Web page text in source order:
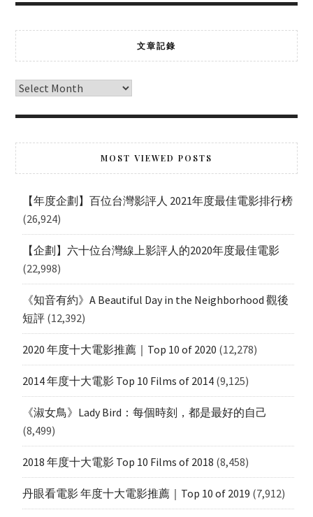
文章記錄
MOST VIEWED POSTS
【年度企劃】百位台灣影評人 2021年度最佳電影排行榜
(26,924)
【企劃】六十位台灣線上影評人的2020年度最佳電影
(22,998)
《知音有約》A Beautiful Day in the Neighborhood 觀後
短評 (12,392)
2020 年度十大電影推薦｜Top 10 of 2020 (12,278)
2014 年度十大電影 Top 10 Films of 2014 (9,125)
《淑女鳥》Lady Bird：每個時刻，都是最好的自己
(8,499)
2018 年度十大電影 Top 10 Films of 2018 (8,458)
丹眼看電影 年度十大電影推薦｜Top 10 of 2019 (7,912)